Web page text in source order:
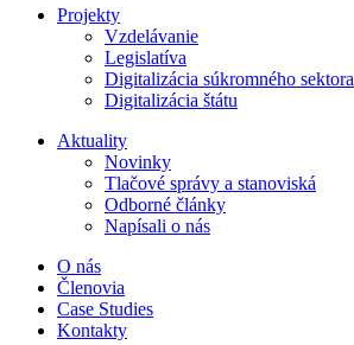
Projekty
Vzdelávanie
Legislatíva
Digitalizácia súkromného sektora
Digitalizácia štátu
Aktuality
Novinky
Tlačové správy a stanoviská
Odborné články
Napísali o nás
O nás
Členovia
Case Studies
Kontakty